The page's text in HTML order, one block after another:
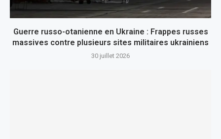
Guerre russo-otanienne en Ukraine : Frappes russes
massives contre plusieurs sites militaires ukrainiens
30 juillet 2026